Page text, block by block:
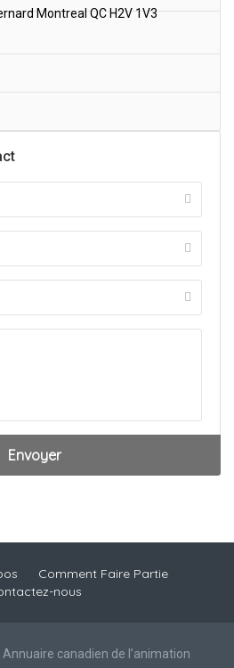
Montreal QC H2V 1V3
Comment Faire Partie
nous
canadien de l’animation